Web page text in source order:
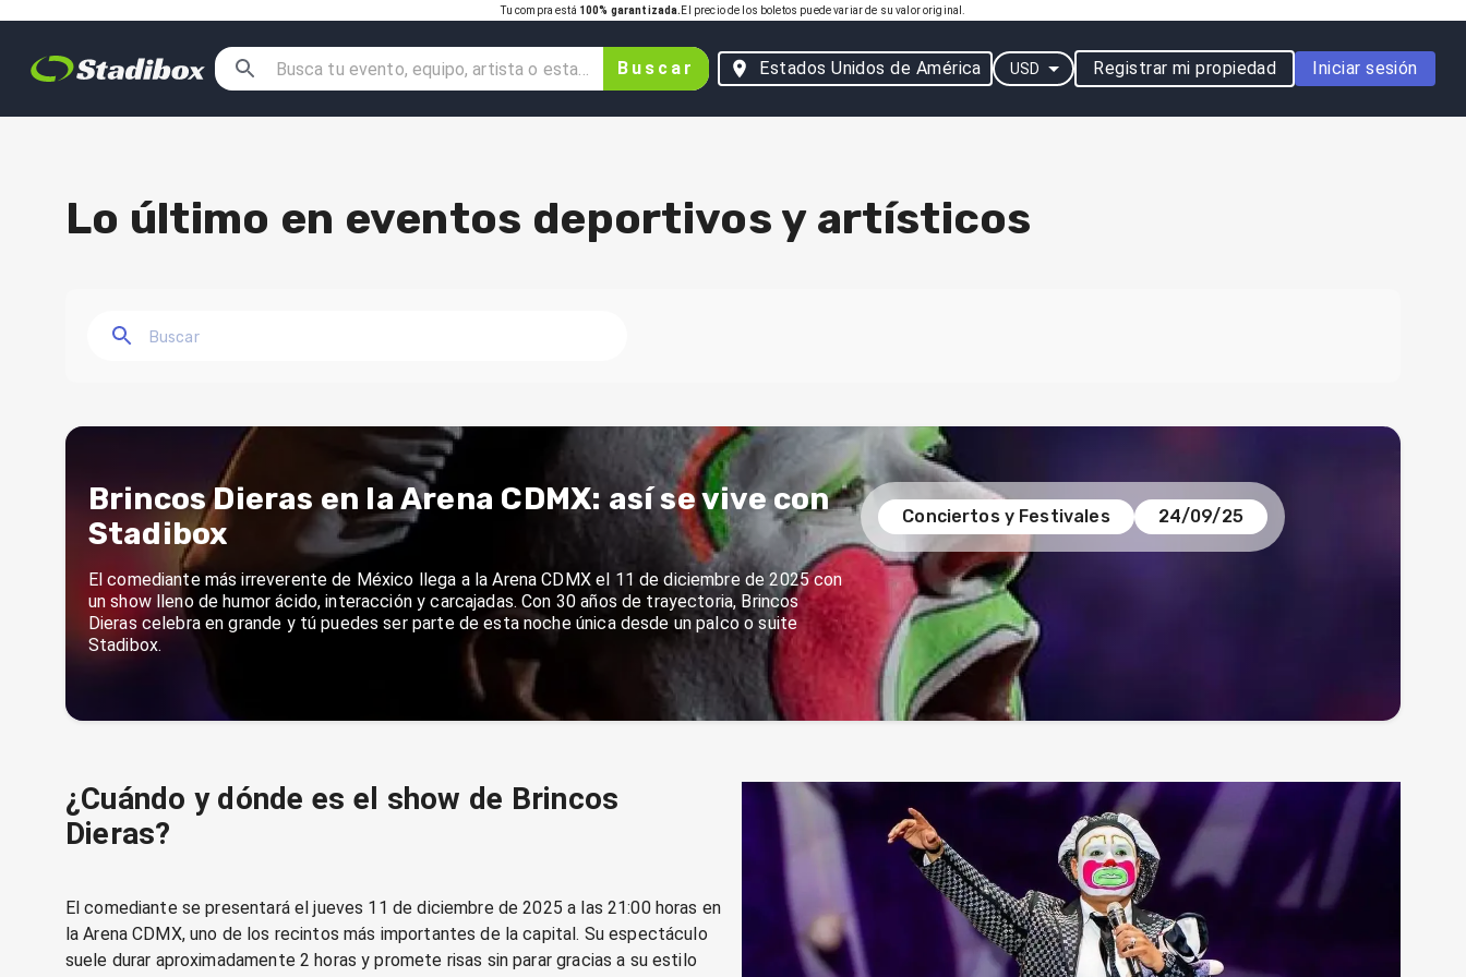
Tu compra está 100% garantizada. El precio de los boletos puede variar de su valor original.
Buscar Estados Unidos de América USD Registrar mi propiedad Iniciar sesión
Lo último en eventos deportivos y artísticos
Brincos Dieras en la Arena CDMX: así se vive con
Stadibox
Conciertos y Festivales 24/09/25
El comediante más irreverente de México llega a la Arena CDMX el 11 de diciembre de 2025 con
un show lleno de humor ácido, interacción y carcajadas. Con 30 años de trayectoria, Brincos
Dieras celebra en grande y tú puedes ser parte de esta noche única desde un palco o suite
Stadibox.
¿Cuándo y dónde es el show de Brincos
Dieras?
El comediante se presentará el jueves 11 de diciembre de 2025 a las 21:00 horas en
la Arena CDMX, uno de los recintos más importantes de la capital. Su espectáculo
suele durar aproximadamente 2 horas y promete risas sin parar gracias a su estilo